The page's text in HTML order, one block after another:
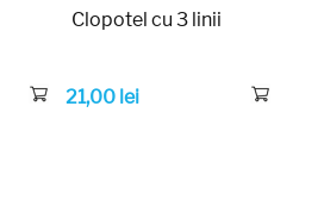
Clopotel cu 3 linii
21,00 lei